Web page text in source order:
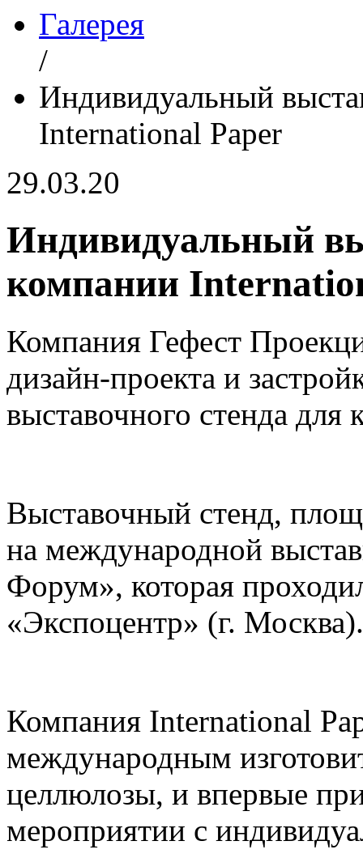
Галерея
/
Индивидуальный
International Paper
29.03.20
Индивидуальный
компании
Компания Гефест
дизайн-проекта и
выставочного стенда
Выставочный стенд,
на международной
Форум», которая
«Экспоцентр» (г. Москва).
Компания International
международным
целлюлозы, и впервые
мероприятии с